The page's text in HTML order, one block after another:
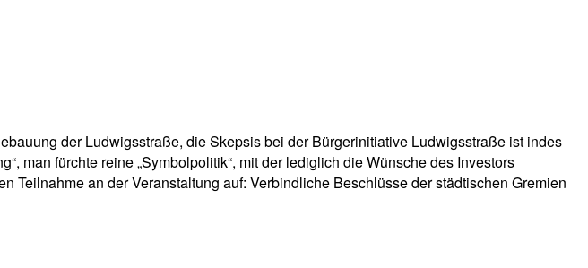
der Ludwigsstraße, die Skepsis bei der Bürgerinitiative Ludwigsstraße ist indes
man fürchte reine „Symbolpolitik“, mit der lediglich die Wünsche des Investors
Teilnahme an der Veranstaltung auf: Verbindliche Beschlüsse der städtischen Gremien